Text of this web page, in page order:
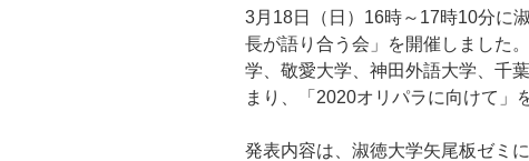
3月18日（日）16時～17時10分に
長が語り合う会」を開催しました
学、敬愛大学、神田外語大学、千
まり、「2020オリパラに向けて」
発表内容は、淑徳大学矢尾板ゼミ